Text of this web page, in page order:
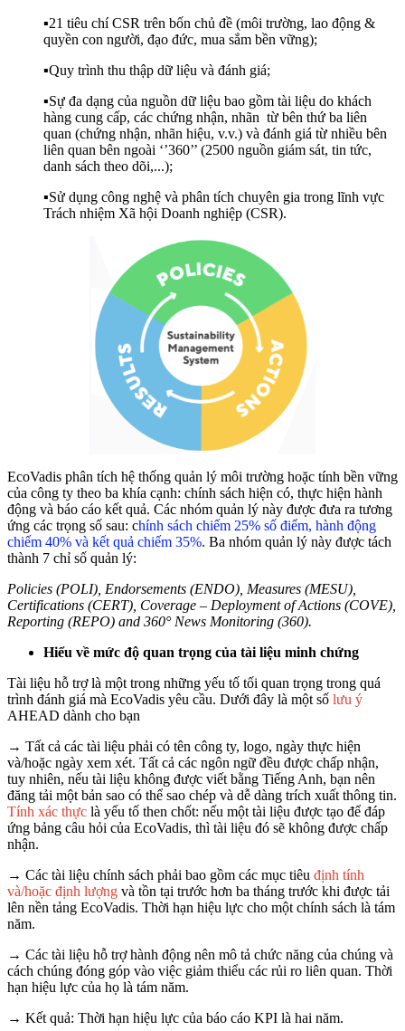
▪️21 tiêu chí CSR trên bốn chủ đề (môi trường, lao động &
quyền con người, đạo đức, mua sắm bền vững);
▪️Quy trình thu thập dữ liệu và đánh giá;
▪️Sự đa dạng của nguồn dữ liệu bao gồm tài liệu do khách
hàng cung cấp, các chứng nhận, nhãn từ bên thứ ba liên
quan (chứng nhận, nhãn hiệu, v.v.) và đánh giá từ nhiều bên
liên quan bên ngoài ‘’360’’ (2500 nguồn giám sát, tin tức,
danh sách theo dõi,...);
▪️Sử dụng công nghệ và phân tích chuyên gia trong lĩnh vực
Trách nhiệm Xã hội Doanh nghiệp (CSR).
EcoVadis phân tích hệ thống quản lý môi trường hoặc tính bền vững
của công ty theo ba khía cạnh: chính sách hiện có, thực hiện hành
động và báo cáo kết quả. Các nhóm quản lý này được đưa ra tương
ứng các trọng số sau: chính sách chiếm 25% số điểm, hành động
chiếm 40% và kết quả chiếm 35%. Ba nhóm quản lý này được tách
thành 7 chỉ số quản lý:
Policies (POLI), Endorsements (ENDO), Measures (MESU),
Certifications (CERT), Coverage – Deployment of Actions (COVE),
Reporting (REPO) and 360° News Monitoring (360).
Hiểu về mức độ quan trọng của tài liệu minh chứng
Tài liệu hỗ trợ là một trong những yếu tố tối quan trọng trong quá
trình đánh giá mà EcoVadis yêu cầu. Dưới đây là một số lưu ý
AHEAD dành cho bạn
→ Tất cả các tài liệu phải có tên công ty, logo, ngày thực hiện
và/hoặc ngày xem xét. Tất cả các ngôn ngữ đều được chấp nhận,
tuy nhiên, nếu tài liệu không được viết bằng Tiếng Anh, bạn nên
đăng tải một bản sao có thể sao chép và dễ dàng trích xuất thông tin.
Tính xác thực là yếu tố then chốt: nếu một tài liệu được tạo để đáp
ứng bảng câu hỏi của EcoVadis, thì tài liệu đó sẽ không được chấp
nhận.
→ Các tài liệu chính sách phải bao gồm các mục tiêu định tính
và/hoặc định lượng và tồn tại trước hơn ba tháng trước khi được tải
lên nền tảng EcoVadis. Thời hạn hiệu lực cho một chính sách là tám
năm.
→ Các tài liệu hỗ trợ hành động nên mô tả chức năng của chúng và
cách chúng đóng góp vào việc giảm thiểu các rủi ro liên quan. Thời
hạn hiệu lực của họ là tám năm.
→ Kết quả: Thời hạn hiệu lực của báo cáo KPI là hai năm.